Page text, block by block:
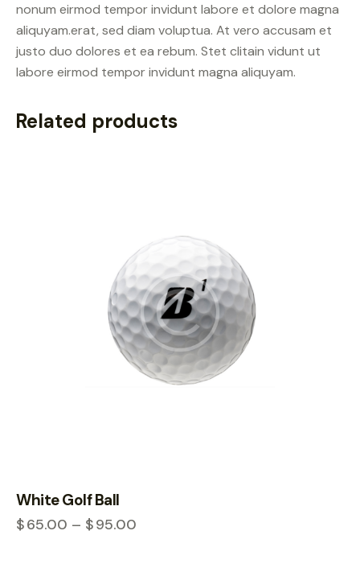
nonum eirmod tempor invidunt labore et dolore magna
aliquyam.erat, sed diam voluptua. At vero accusam et
justo duo dolores et ea rebum. Stet clitain vidunt ut
labore eirmod tempor invidunt magna aliquyam.
Related products
White Golf Ball
$65.00 – $95.00